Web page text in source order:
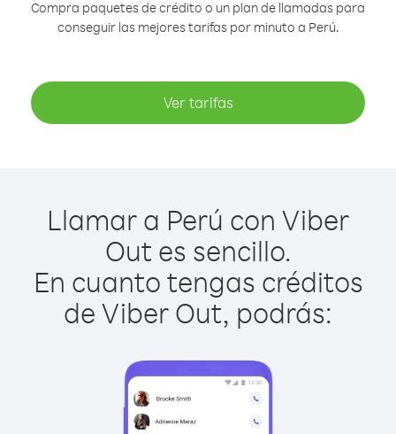
Compra paquetes de crédito o un plan de llamadas para
conseguir las mejores tarifas por minuto a Perú.
Ver tarifas
Llamar a Perú con Viber
Out es sencillo.
En cuanto tengas créditos
de Viber Out, podrás: